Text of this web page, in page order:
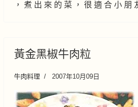
， 煮 出 來 的 菜 ， 很 適 合 小 朋
黃金黑椒牛肉粒
牛肉料理 2007年10月09日